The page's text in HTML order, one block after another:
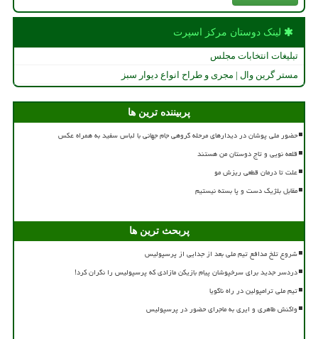
لینک دوستان مركز اسپرت
تبلیغات انتخابات مجلس
مستر گرین وال | مجری و طراح انواع دیوار سبز
پربیننده ترین ها
حضور ملی پوشان در دیدارهای مرحله گروهی جام جهانی با لباس سفید به همراه عکس
قلعه نویی و تاج دوستان من هستند
علت تا درمان قطعی ریزش مو
مقابل بلژیک دست و پا بسته نیستیم
پربحث ترین ها
شروع تلخ مدافع تیم ملی بعد از جدایی از پرسپولیس
دردسر جدید برای سرخپوشان پیام بازیکن مازادی که پرسپولیس را نگران کرد!
تیم ملی ترامپولین در راه ناگویا
واکنش طاهری و ایری به ماجرای حضور در پرسپولیس